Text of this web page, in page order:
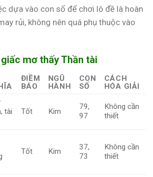
dựa vào con số để chơi lô đề là hoàn
rủi, không nên quá phụ thuộc vào
mơ thấy Thần tài
ĐIỀM
BÁO
NGŨ
HÀNH
CON
SỐ
CÁCH
HÓA GIẢI
tài
Tốt Kim
79,
97
Không cần
thiết
Tốt Kim
37,
73
Không cần
thiết